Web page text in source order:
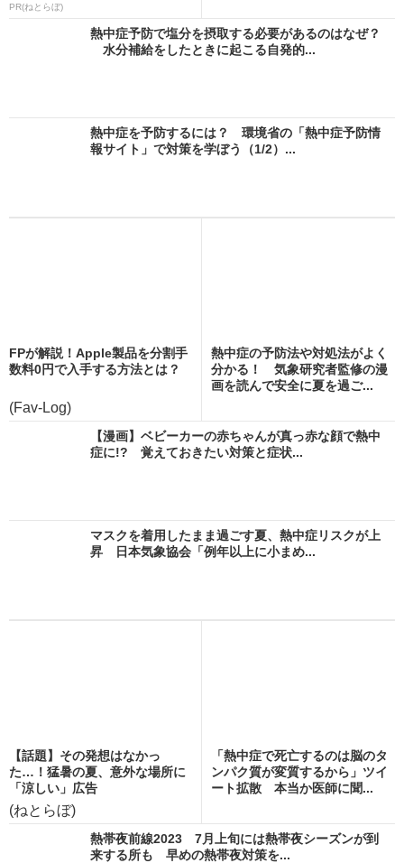
PR(ねとらぼ)
熱中症予防で塩分を摂取する必要があるのはなぜ？
水分補給をしたときに起こる自発的...
熱中症を予防するには？ 環境省の「熱中症予防情
報サイト」で対策を学ぼう（1/2）...
FPが解説！Apple製品を分割手
数料0円で入手する方法とは？
(Fav-Log)
熱中症の予防法や対処法がよく
分かる！ 気象研究者監修の漫
画を読んで安全に夏を過ご...
【漫画】ベビーカーの赤ちゃんが真っ赤な顔で熱中
症に!? 覚えておきたい対策と症状...
マスクを着用したまま過ごす夏、熱中症リスクが上
昇 日本気象協会「例年以上に小まめ...
【話題】その発想はなかっ
た…！猛暑の夏、意外な場所に
「涼しい」広告
(ねとらぼ)
「熱中症で死亡するのは脳のタ
ンパク質が変質するから」ツイ
ート拡散 本当か医師に聞...
熱帯夜前線2023 7月上旬には熱帯夜シーズンが到
来する所も 早めの熱帯夜対策を...